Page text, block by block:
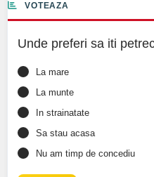
VOTEAZA
Unde preferi sa iti
La mare
La munte
In strainatate
Sa stau acasa
Nu am timp de concediu